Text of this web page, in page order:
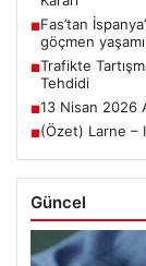
■Fas’tan
göçmen
■Trafikte
Tehdidi
■13 Nisan 2026
■(Özet) Larne –
Güncel